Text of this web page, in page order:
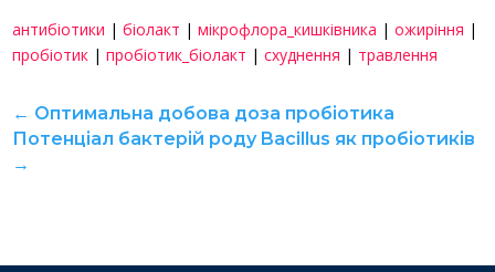
антибіотики |біолакт |мікрофлора_кишківника |ожиріння |
пробіотик |пробіотик_біолакт |схуднення | травлення
← Оптимальна добова доза пробіотика
Потенціал бактерій роду Bacillus як пробіотиків
→